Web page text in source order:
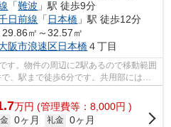
「難波 」駅 徒歩9分
日前線 「 日本橋 」駅 徒歩12分
㎡～32.57㎡
阪市浪速区日本橋４丁目
す。物件の周辺に2駅あるので移動範囲
、駅まで徒歩6分です。共用部には敷
って...
万円 (管理費等：8,000円 )
0ヶ月 礼金 0ヶ月